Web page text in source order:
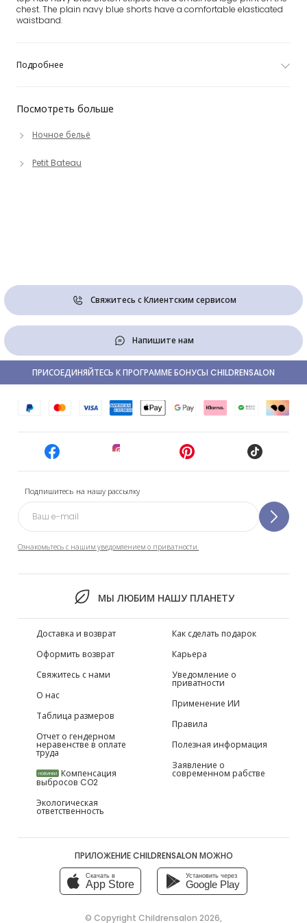
Посмотреть больше
Ночное бельё
Petit Bateau
chest. The plain navy blue shorts have a comfortable elasticated
waistband.
Подробнее
Свяжитесь с Клиентским сервисом
Напишите нам
Подпишитесь на нашу рассылку
Ознакомьтесь с нашим уведомлением о приватности.
МЫ ЛЮБИМ НАШУ ПЛАНЕТУ
ПРИСОЕДИНЯЙТЕСЬ К ПРОГРАММЕ БОНУСЫ CHILDRENSALON
Доставка и возврат
Оформить возврат
Свяжитесь с нами
О нас
Таблица размеров
Отчет о гендерном
неравенстве в оплате
труда
НОВИНКИ Компенсация
выбросов CO2
Экологическая
ответственность
Как сделать подарок
Карьера
Уведомление о
приватности
Применение ИИ
Правила
Полезная информация
Заявление о
современном рабстве
ПРИЛОЖЕНИЕ CHILDRENSALON МОЖНО
Скачать в
App Store
Установить через
Google Play
© Copyright Childrensalon 2026,